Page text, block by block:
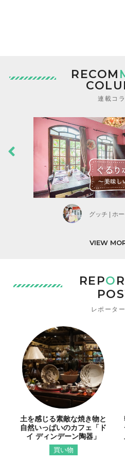
RECOM
連載コ
グッチ | ホ
VIEW
REPO
レポータ
土を感じる素敵な焼き物と
自然いっぱいのカフェ「ド
イ ディンデーン陶器」
買い物